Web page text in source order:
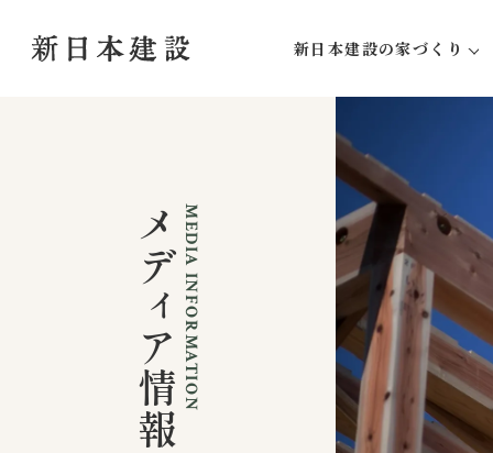
新日本建設の家づくり
家づくりの流れ
アフターサポート
メディア情報